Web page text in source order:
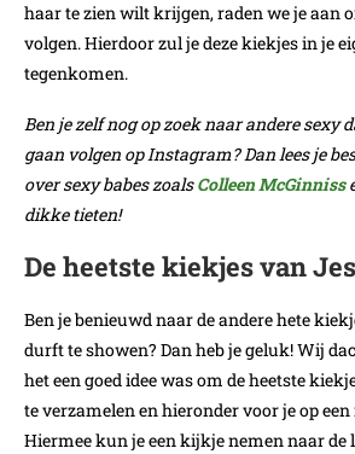
haar te zien wilt krijgen, raden we je aan
volgen. Hierdoor zul je deze kiekjes in je
tegenkomen.
Ben je zelf nog op zoek naar andere sexy
gaan volgen op Instagram? Dan lees je
over sexy babes zoalsColleen McGinniss
dikke tieten!
De heetste kiekjes van
Ben je benieuwd naar de andere hete
durft te showen? Dan heb je geluk! Wij
het een goed idee was om de heetste
te verzamelen en hieronder voor je op
Hiermee kun je een kijkje nemen naar de